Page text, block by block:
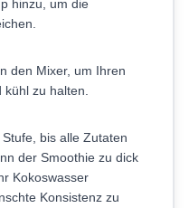
hinzu, um die
den Mixer, um Ihren
zu halten.
bis alle Zutaten
der Smoothie zu dick
Kokoswasser
Konsistenz zu